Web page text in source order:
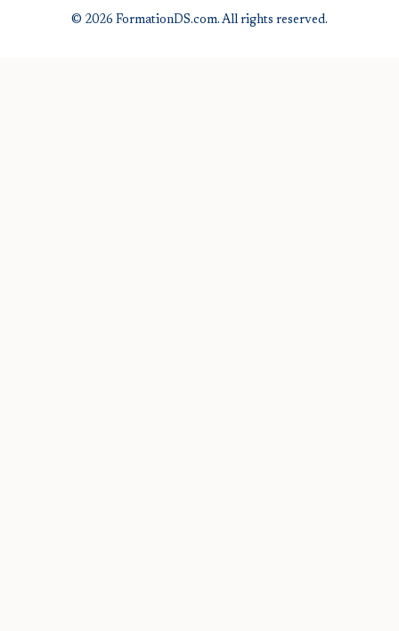
© 2026 FormationDS.com. All rights reserved.